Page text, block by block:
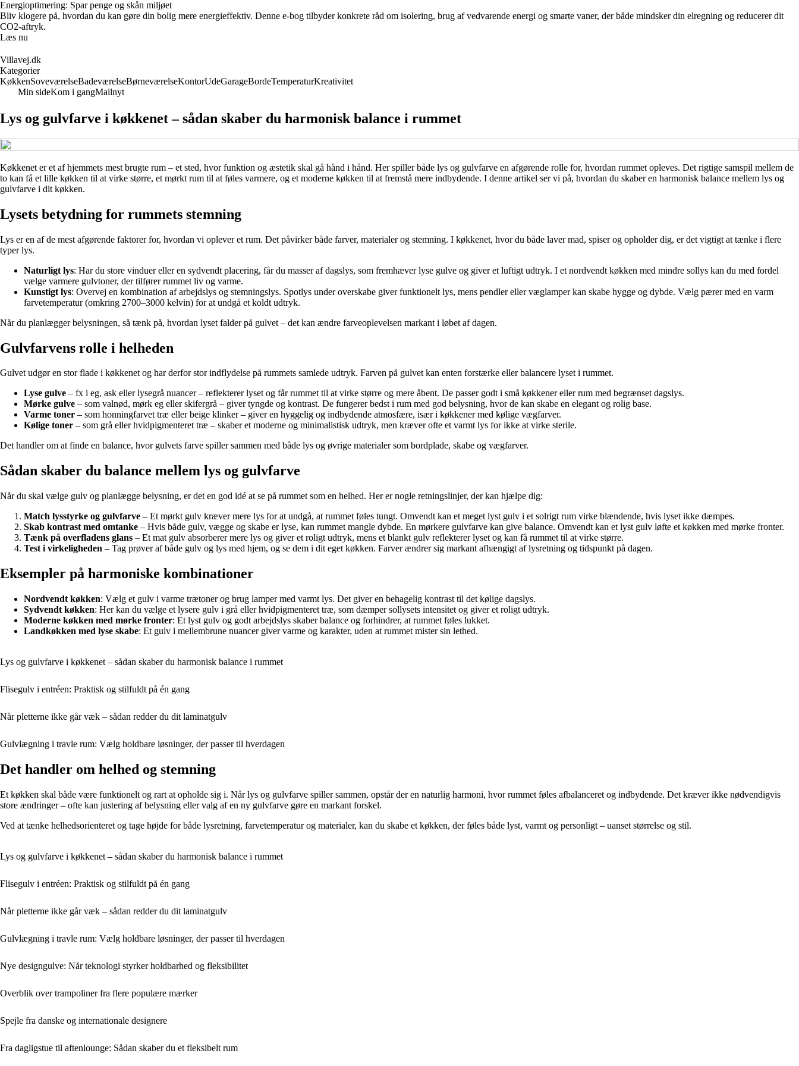
Energioptimering: Spar penge og skån miljøet
Bliv klogere på, hvordan du kan gøre din bolig mere energieffektiv. Denne e-bog tilbyder konkrete råd om isolering, brug af vedvarende energi og smarte vaner, der både mindsker din elregning og reducerer dit
CO2-aftryk.
Læs nu
Villavej.dk
Kategorier
KøkkenSoveværelseBadeværelseBørneværelseKontorUdeGarageBordeTemperaturKreativitet
Min sideKom i gangMailnyt
Lys og gulvfarve i køkkenet – sådan skaber du harmonisk balance i rummet
Køkkenet er et af hjemmets mest brugte rum – et sted, hvor funktion og æstetik skal gå hånd i hånd. Her spiller både lys og gulvfarve en afgørende rolle for, hvordan rummet opleves. Det rigtige samspil mellem de
to kan få et lille køkken til at virke større, et mørkt rum til at føles varmere, og et moderne køkken til at fremstå mere indbydende. I denne artikel ser vi på, hvordan du skaber en harmonisk balance mellem lys og
gulvfarve i dit køkken.
Lysets betydning for rummets stemning
Lys er en af de mest afgørende faktorer for, hvordan vi oplever et rum. Det påvirker både farver, materialer og stemning. I køkkenet, hvor du både laver mad, spiser og opholder dig, er det vigtigt at tænke i flere
typer lys.
Naturligt lys: Har du store vinduer eller en sydvendt placering, får du masser af dagslys, som fremhæver lyse gulve og giver et luftigt udtryk. I et nordvendt køkken med mindre sollys kan du med fordel
vælge varmere gulvtoner, der tilfører rummet liv og varme.
Kunstigt lys: Overvej en kombination af arbejdslys og stemningslys. Spotlys under overskabe giver funktionelt lys, mens pendler eller væglamper kan skabe hygge og dybde. Vælg pærer med en varm
farvetemperatur (omkring 2700–3000 kelvin) for at undgå et koldt udtryk.
Når du planlægger belysningen, så tænk på, hvordan lyset falder på gulvet – det kan ændre farveoplevelsen markant i løbet af dagen.
Gulvfarvens rolle i helheden
Gulvet udgør en stor flade i køkkenet og har derfor stor indflydelse på rummets samlede udtryk. Farven på gulvet kan enten forstærke eller balancere lyset i rummet.
Lyse gulve – fx i eg, ask eller lysegrå nuancer – reflekterer lyset og får rummet til at virke større og mere åbent. De passer godt i små køkkener eller rum med begrænset dagslys.
Mørke gulve – som valnød, mørk eg eller skifergrå – giver tyngde og kontrast. De fungerer bedst i rum med god belysning, hvor de kan skabe en elegant og rolig base.
Varme toner – som honningfarvet træ eller beige klinker – giver en hyggelig og indbydende atmosfære, især i køkkener med kølige vægfarver.
Kølige toner – som grå eller hvidpigmenteret træ – skaber et moderne og minimalistisk udtryk, men kræver ofte et varmt lys for ikke at virke sterile.
Det handler om at finde en balance, hvor gulvets farve spiller sammen med både lys og øvrige materialer som bordplade, skabe og vægfarver.
Sådan skaber du balance mellem lys og gulvfarve
Når du skal vælge gulv og planlægge belysning, er det en god idé at se på rummet som en helhed. Her er nogle retningslinjer, der kan hjælpe dig:
Match lysstyrke og gulvfarve – Et mørkt gulv kræver mere lys for at undgå, at rummet føles tungt. Omvendt kan et meget lyst gulv i et solrigt rum virke blændende, hvis lyset ikke dæmpes.
Skab kontrast med omtanke – Hvis både gulv, vægge og skabe er lyse, kan rummet mangle dybde. En mørkere gulvfarve kan give balance. Omvendt kan et lyst gulv løfte et køkken med mørke fronter.
Tænk på overfladens glans – Et mat gulv absorberer mere lys og giver et roligt udtryk, mens et blankt gulv reflekterer lyset og kan få rummet til at virke større.
Test i virkeligheden – Tag prøver af både gulv og lys med hjem, og se dem i dit eget køkken. Farver ændrer sig markant afhængigt af lysretning og tidspunkt på dagen.
Eksempler på harmoniske kombinationer
Nordvendt køkken: Vælg et gulv i varme trætoner og brug lamper med varmt lys. Det giver en behagelig kontrast til det kølige dagslys.
Sydvendt køkken: Her kan du vælge et lysere gulv i grå eller hvidpigmenteret træ, som dæmper sollysets intensitet og giver et roligt udtryk.
Moderne køkken med mørke fronter: Et lyst gulv og godt arbejdslys skaber balance og forhindrer, at rummet føles lukket.
Landkøkken med lyse skabe: Et gulv i mellembrune nuancer giver varme og karakter, uden at rummet mister sin lethed.
Lys og gulvfarve i køkkenet – sådan skaber du harmonisk balance i rummet
Flisegulv i entréen: Praktisk og stilfuldt på én gang
Når pletterne ikke går væk – sådan redder du dit laminatgulv
Gulvlægning i travle rum: Vælg holdbare løsninger, der passer til hverdagen
Det handler om helhed og stemning
Et køkken skal både være funktionelt og rart at opholde sig i. Når lys og gulvfarve spiller sammen, opstår der en naturlig harmoni, hvor rummet føles afbalanceret og indbydende. Det kræver ikke nødvendigvis
store ændringer – ofte kan justering af belysning eller valg af en ny gulvfarve gøre en markant forskel.
Ved at tænke helhedsorienteret og tage højde for både lysretning, farvetemperatur og materialer, kan du skabe et køkken, der føles både lyst, varmt og personligt – uanset størrelse og stil.
Lys og gulvfarve i køkkenet – sådan skaber du harmonisk balance i rummet
Flisegulv i entréen: Praktisk og stilfuldt på én gang
Når pletterne ikke går væk – sådan redder du dit laminatgulv
Gulvlægning i travle rum: Vælg holdbare løsninger, der passer til hverdagen
Nye designgulve: Når teknologi styrker holdbarhed og fleksibilitet
Overblik over trampoliner fra flere populære mærker
Spejle fra danske og internationale designere
Fra dagligstue til aftenlounge: Sådan skaber du et fleksibelt rum